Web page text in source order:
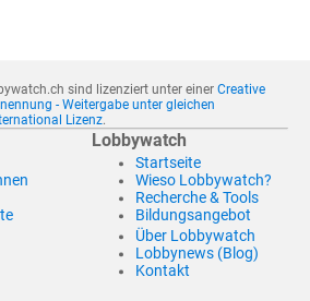
sind lizenziert unter einer Creative
- Weitergabe unter gleichen
Lizenz.
Lobbywatch
Startseite
Wieso Lobbywatch?
Recherche & Tools
Bildungsangebot
Über Lobbywatch
Lobbynews (Blog)
Kontakt